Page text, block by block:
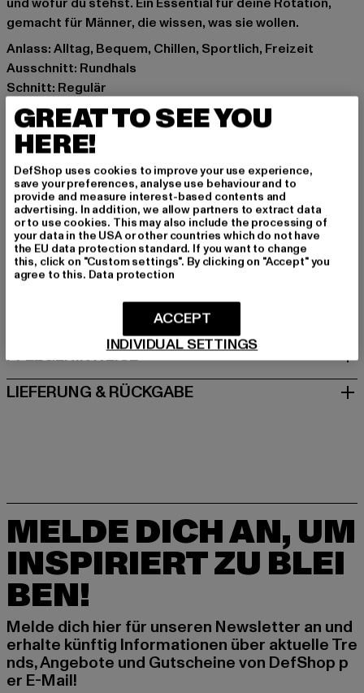
gemacht für Männer, die wissen, was sie wollen.
Anlass: Alltag, Bequem, Chillen, Sportlich, Freizeit
Ausschnitt: Rundhals
Schnitt: Regulär
Marke: Lonsdale London
Kat.: T-Shirts
Farbe: schwarz
Hersteller Farbe: black
Materialzusammensetzung: 100% Baumwolle
Art.Nr: 119083-00007
Hersteller: Punch GmbH |info@punch-gmbh.de
Im Taubental 15a | 41468 Neuss | DE
GRÖSSE & PASSFORM
PFLEGEHINWEISE
LIEFERUNG & RÜCKGABE
MELDE DICH AN, UM
INSPIRIERT ZU BLEI
BEN!
Melde dich hier für unseren Newsletter an und
erhalte künftig Informationen über aktuelle Tre
nds, Angebote und Gutscheine von DefShop p
er E-Mail!
GREAT TO SEE YOU
HERE!
DefShop uses cookies to improve your use experience,
save your preferences, analyse use behaviour and to
provide and measure interest-based contents and
advertising. In addition, we allow partners to extract data
or to use cookies. This may also include the processing of
your data in the USA or other countries which do not have
the EU data protection standard. If you want to change
this, click on "Custom settings". By clicking on "Accept" you
agree to this. Data protection
INDIVIDUAL SETTINGS
ACCEPT